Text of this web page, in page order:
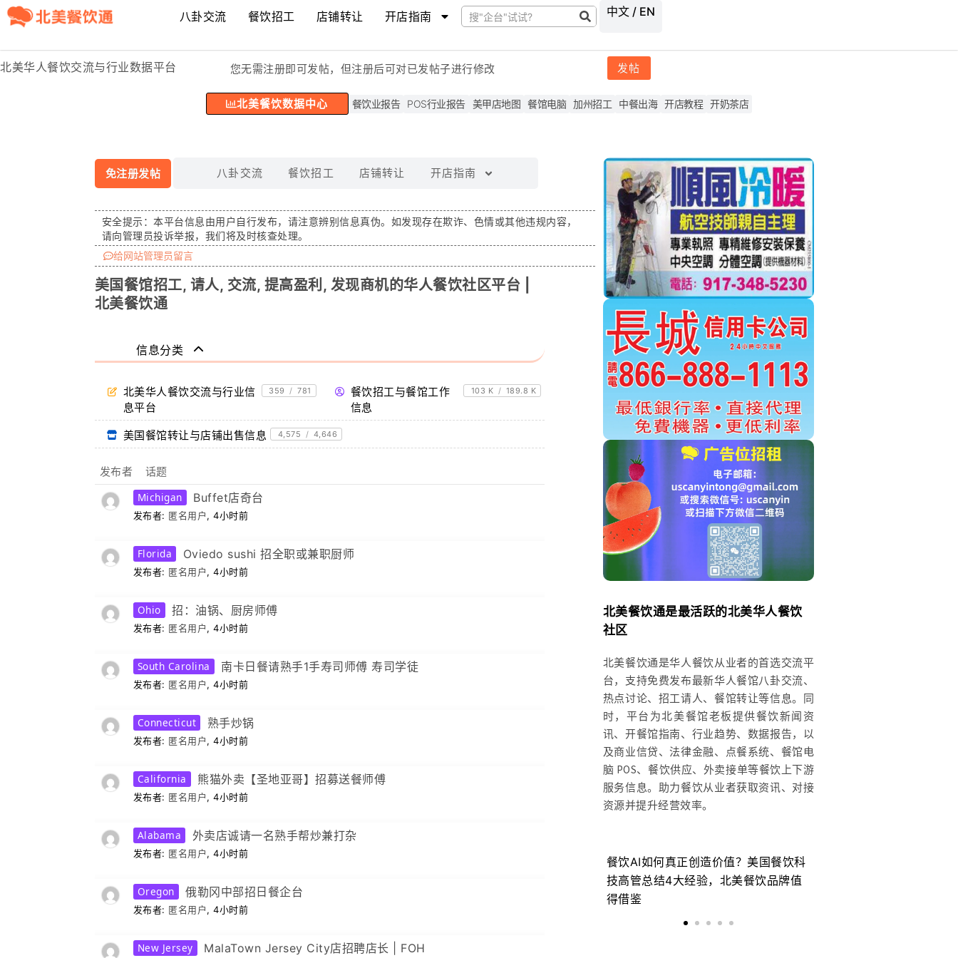
八卦交流 餐饮招工 店铺转让 开店指南 中文 / EN
北美华人餐饮交流与行业数据平台 您无需注册即可发帖，但注册后可对已发帖子进行修改 发帖
北美餐饮数据中心 餐饮业报告 POS行业报告 美甲店地图 餐馆电脑 加州招工 中餐出海 开店教程 开奶茶店
免注册发帖 八卦交流 餐饮招工 店铺转让 开店指南
安全提示：本平台信息由用户自行发布，请注意辨别信息真伪。如发现存在欺诈、色情或其他违规内容，
请向管理员投诉举报，我们将及时核查处理。
给网站管理员留言
美国餐馆招工, 请人, 交流, 提高盈利, 发现商机的华人餐饮社区平台 |
北美餐饮通
信息分类
北美华人餐饮交流与行业信
息平台
359 / 781
餐饮招工与餐馆工作
信息
103 K / 189.8 K
美国餐馆转让与店铺出售信息 4,575 / 4,646
发布者
话题
Michigan
Buffet店奇台
发布者: 匿名用户, 4小时前
Florida Oviedo sushi 招全职或兼职厨师
发布者: 匿名用户, 4小时前
Ohio 招：油锅、厨房师傅
发布者: 匿名用户, 4小时前
South Carolina 南卡日餐请熟手1手寿司师傅 寿司学徒
发布者: 匿名用户, 4小时前
Connecticut 熟手炒锅
发布者: 匿名用户, 4小时前
California 熊猫外卖【圣地亚哥】招募送餐师傅
发布者: 匿名用户, 4小时前
Alabama 外卖店诚请一名熟手帮炒兼打杂
发布者: 匿名用户, 4小时前
Oregon 俄勒冈中部招日餐企台
发布者: 匿名用户, 4小时前
New Jersey MalaTown Jersey City店招聘店长 | FOH
北美餐饮通是最活跃的北美华人餐饮
社区
北美餐饮通是华人餐饮从业者的首选交流平
台，支持免费发布最新华人餐馆八卦交流、
热点讨论、招工请人、餐馆转让等信息。同
时，平台为北美餐馆老板提供餐饮新闻资
讯、开餐馆指南、行业趋势、数据报告，以
及商业信贷、法律金融、点餐系统、餐馆电
脑 POS、餐饮供应、外卖接单等餐饮上下游
服务信息。助力餐饮从业者获取资讯、对接
资源并提升经营效率。
贡茶德州再开50店：美国奶茶市场远未
餐饮AI如何真正创造价值？美国餐饮科
技高管总结4大经验，北美餐饮品牌值
得借鉴